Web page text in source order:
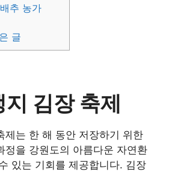
추 농가
글
김장 축제
제는 한 해 동안 저장하기 위한
정을 강원도의 아름다운 자연환
있는 기회를 제공합니다. 김장